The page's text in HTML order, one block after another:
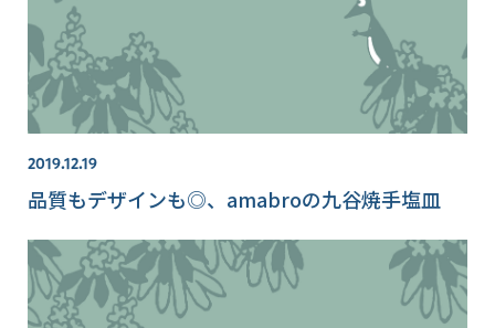
2019.12.19
品質もデザインも◎、amabroの九谷焼手塩皿